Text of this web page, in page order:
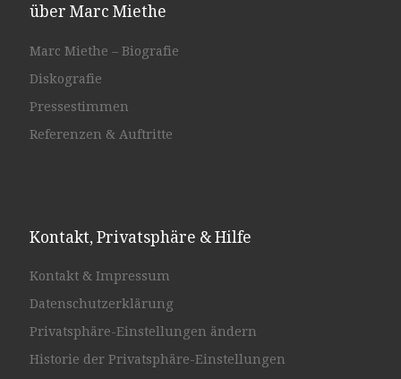
über Marc Miethe
Marc Miethe – Biografie
Diskografie
Pressestimmen
Referenzen & Auftritte
Kontakt, Privatsphäre & Hilfe
Kontakt & Impressum
Datenschutzerklärung
Privatsphäre-Einstellungen ändern
Historie der Privatsphäre-Einstellungen